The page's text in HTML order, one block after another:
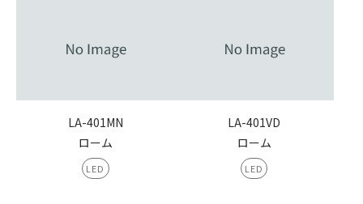
LA-401MN
ローム
LED
LA-401VD
ローム
LED